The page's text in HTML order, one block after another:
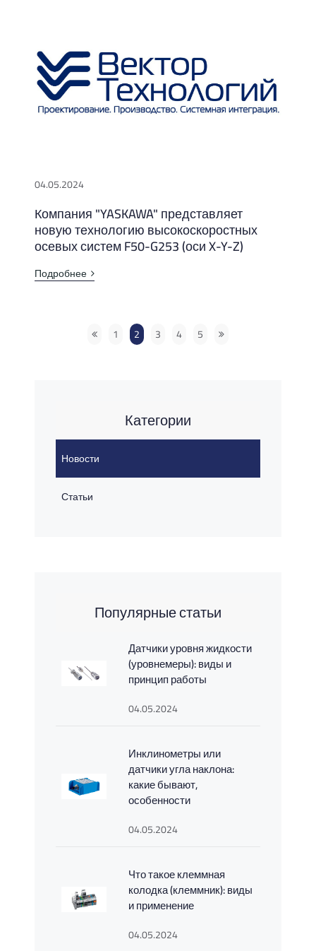
04.05.2024
Компания "YASKAWA" представляет
новую технологию высокоскоростных
осевых систем F50-G253 (оси X-Y-Z)
Подробнее
1 2 3 4 5
Категории
Новости
Статьи
Популярные статьи
Датчики уровня жидкости
(уровнемеры): виды и
принцип работы
04.05.2024
Инклинометры или
датчики угла наклона:
какие бывают,
особенности
04.05.2024
Что такое клеммная
колодка (клеммник): виды
и применение
04.05.2024